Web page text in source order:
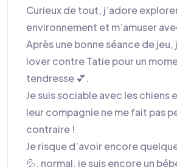
Curieux de tout, j’adore
environnement et m’amuser
Après une bonne séance de jeu,
lover contre Tatie pour un
tendresse 💕.
Je suis sociable avec les chiens
leur compagnie ne me fait pas
contraire !
Je risque d’avoir encore
💦, normal, je suis encore un